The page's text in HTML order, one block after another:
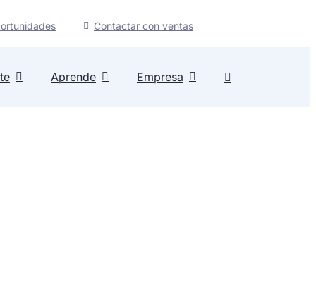
Contactar con ventas
Aprende Empresa